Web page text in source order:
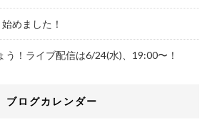
めました！
う！ライブ配信は6/24(水)、19:00〜！
ブログカレンダー